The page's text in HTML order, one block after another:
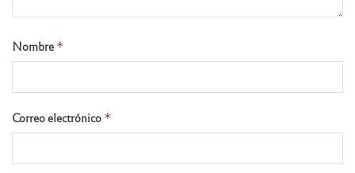
Nombre *
Correo electrónico *